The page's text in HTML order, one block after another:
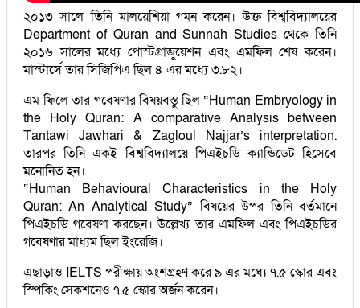
২০১৩ সালে তিনি মালয়েশিয়া গমন করেন। উক্ত বিশ্ববিদ্যালয়ের
Department of Quran and Sunnah Studies থেকে তিনি
২০১৬ সালের মধ্যে পোস্টগ্রাজুয়েশন এবং এমফিল শেষ করেন।
মাস্টার্সে তার সিজিপিএ ছিল ৪ এর মধ্যে ৩.৮২।
এম ফিলে তার গবেষণার বিষয়বস্তু ছিল “Human Embryology in
the Holy Quran: A comparative Analysis between
Tantawi Jawhari & Zagloul Najjar’s interpretation.
তারপর তিনি একই বিশ্ববিদ্যালয়ে পিএইচডি ক্যান্ডিডেট হিসেবে
মনোনিত হন।
“Human Behavioural Characteristics in the Holy
Quran: An Analytical Study” বিষয়ের উপর তিনি বর্তমানে
পিএইচডি গবেষণা করছেন। উল্লেখ্য তার এমফিল এবং পিএইচডির
গবেষণার মাধ্যম ছিল ইংরেজি।
এছাড়াও IELTS পরীক্ষায় অংশগ্রহণ করে ৯ এর মধ্যে ৭.৫ স্কোর এবং
স্পিকিং সেকশনেও ৭.৫ স্কোর অর্জন করেন।